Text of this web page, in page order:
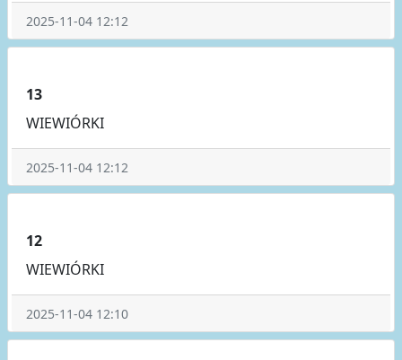
2025-11-04 12:12
13
WIEWIÓRKI
2025-11-04 12:12
12
WIEWIÓRKI
2025-11-04 12:10